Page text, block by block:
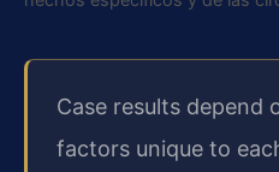
Case results depend
factors unique to